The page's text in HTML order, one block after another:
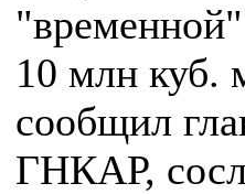
10 млн куб.
сообщил
ГНКАР,